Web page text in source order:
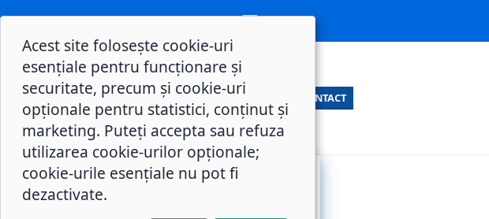
CONTACT
INTEGRITATE
Acest site folosește cookie-uri
esențiale pentru funcționare și
securitate, precum și cookie-uri
opționale pentru statistici, conținut și
marketing. Puteți accepta sau refuza
utilizarea cookie-urilor opționale;
cookie-urile esențiale nu pot fi
dezactivate.